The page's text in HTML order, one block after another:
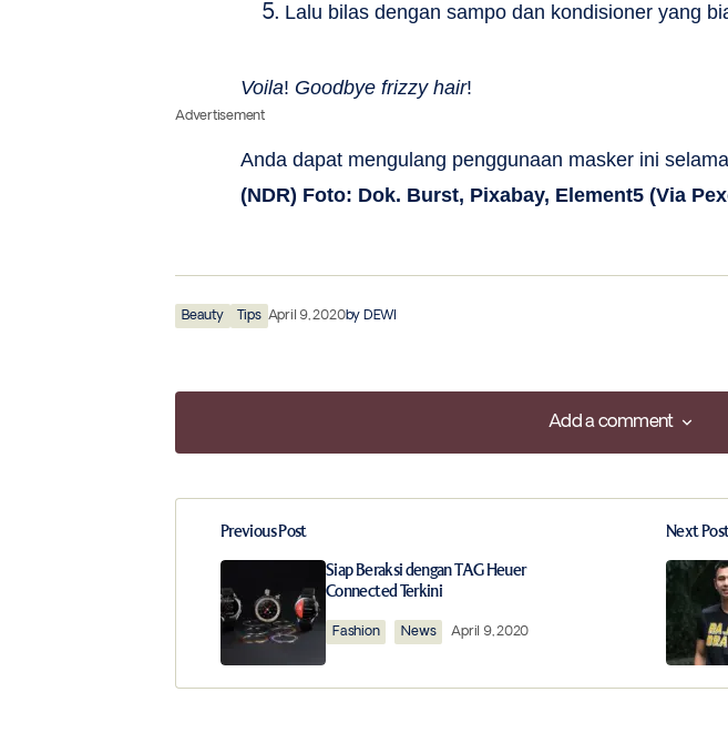
Lalu bilas dengan sampo dan kondisioner yang
Voila! Goodbye frizzy hair!
Advertisement
Anda dapat mengulang penggunaan masker ini
(NDR) Foto: Dok. Burst, Pixabay, Element5 (Via
Beauty Tips April 9, 2020by DEWI
Add a comment
Add a comment
Your email address will not be published. Required fields are
Comment*
Previous Post
Siap Beraksi dengan TAG Heuer
Connected Terkini
Fashion News April 9, 2020
Next